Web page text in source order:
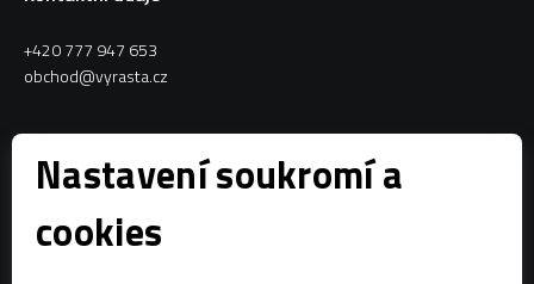
+420 777 947 653
obchod@vyrasta.cz
Kontakty
Spytihněv 145
Nastavení soukromí a
cookies